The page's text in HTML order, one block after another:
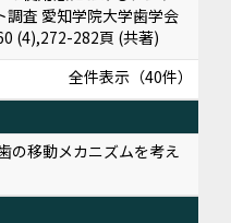
調査 愛知学院大学歯学会
(4),272-282頁 (共著)
全件表示（40件）
の移動メカニズムを考え